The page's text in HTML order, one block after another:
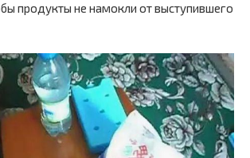
продукты не намокли от выступившего